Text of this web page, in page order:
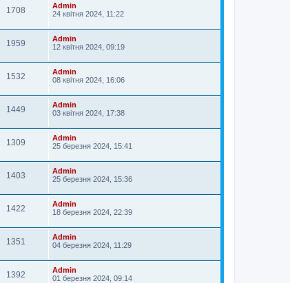
1708
Admin
24 квітня 2024, 11:22
1959
Admin
12 квітня 2024, 09:19
1532
Admin
08 квітня 2024, 16:06
1449
Admin
03 квітня 2024, 17:38
1309
Admin
25 березня 2024, 15:41
1403
Admin
25 березня 2024, 15:36
1422
Admin
18 березня 2024, 22:39
1351
Admin
04 березня 2024, 11:29
1392
Admin
01 березня 2024, 09:14